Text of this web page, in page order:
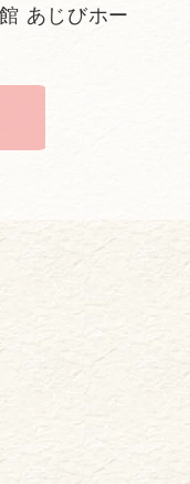
あじびホー